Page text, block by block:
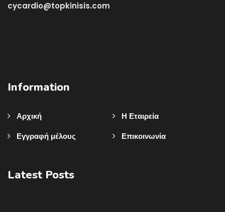
cycardio@topkinisis.com
Information
Αρχική
Η Εταιρεία
Εγγραφή μέλους
Επικοινωνία
Latest Posts